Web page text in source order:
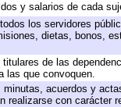
y salarios de cada
los servidores
dietas, bonos,
de las
las que convoquen.
acuerdos y
realizarse con carácter